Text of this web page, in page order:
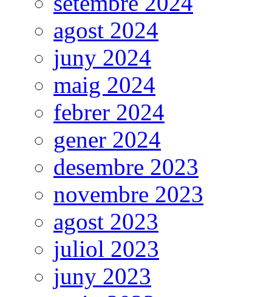
agost 2024
juny 2024
maig 2024
febrer 2024
gener 2024
desembre 2023
novembre 2023
agost 2023
juliol 2023
juny 2023